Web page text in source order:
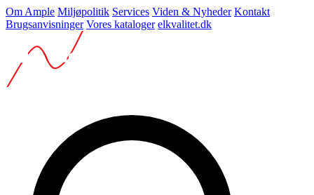
Om Ample Miljøpolitik Services Viden & Nyheder Kontakt
Brugsanvisninger Vores kataloger elkvalitet.dk